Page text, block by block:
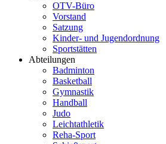
OTV-Büro
Vorstand
Satzung
Kinder- und Jugendordnung
Sportstätten
Abteilungen
Badminton
Basketball
Gymnastik
Handball
Judo
Leichtathletik
Reha-Sport